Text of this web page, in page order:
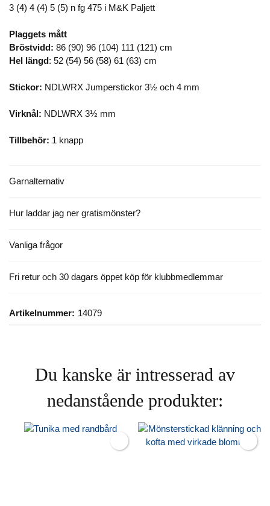
Garnalternativ
Hur laddar jag ner gratismönster?
Vanliga frågor
Fri retur och 30 dagars öppet köp för klubbmedlemmar
3 (4) 4 (4) 5 (5) n fg 475 i M&K Paljett
Plaggets mått
Bröstvidd: 86 (90) 96 (104) 111 (121) cm
Hel längd: 52 (54) 56 (58) 61 (63) cm
Stickor: NDLWRX Jumperstickor 3½ och 4 mm
Virknål: NDLWRX 3½ mm
Tillbehör: 1 knapp
Artikelnummer: 14079
Du kanske är intresserad av
nedanstående produkter: